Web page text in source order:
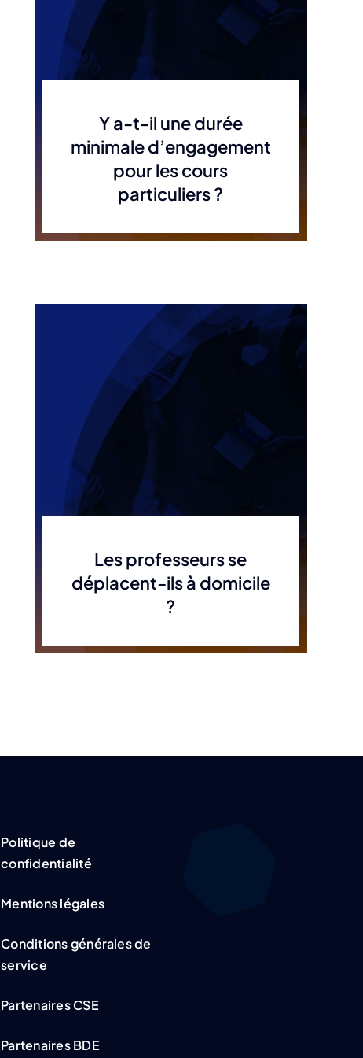
Y a-t-il une durée
minimale d’engagement
pour les cours
particuliers ?
Les professeurs se
déplacent-ils à domicile
?
Politique de
confidentialité
Mentions légales
Conditions générales de
service
Partenaires CSE
Partenaires BDE